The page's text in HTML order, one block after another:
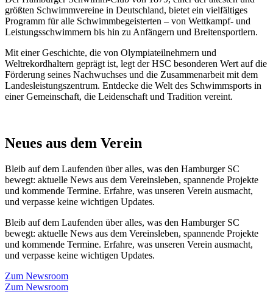
größten Schwimmvereine in Deutschland, bietet ein vielfältiges
Programm für alle Schwimmbegeisterten – von Wettkampf- und
Leistungsschwimmern bis hin zu Anfängern und Breitensportlern.
Mit einer Geschichte, die von Olympiateilnehmern und
Weltrekordhaltern geprägt ist, legt der HSC besonderen Wert auf die
Förderung seines Nachwuchses und die Zusammenarbeit mit dem
Landesleistungszentrum. Entdecke die Welt des Schwimmsports in
einer Gemeinschaft, die Leidenschaft und Tradition vereint.
Neues aus dem Verein
Bleib auf dem Laufenden über alles, was den Hamburger SC
bewegt: aktuelle News aus dem Vereinsleben, spannende Projekte
und kommende Termine. Erfahre, was unseren Verein ausmacht,
und verpasse keine wichtigen Updates.
Bleib auf dem Laufenden über alles, was den Hamburger SC
bewegt: aktuelle News aus dem Vereinsleben, spannende Projekte
und kommende Termine. Erfahre, was unseren Verein ausmacht,
und verpasse keine wichtigen Updates.
Zum Newsroom
Zum Newsroom